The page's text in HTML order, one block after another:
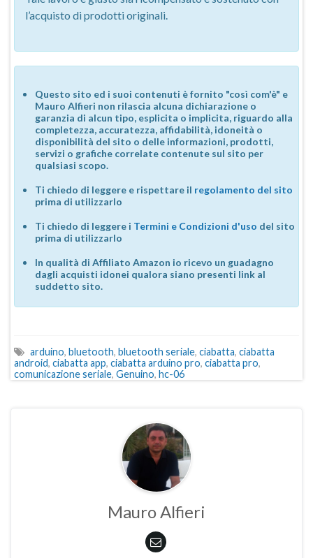
l’acquisto di prodotti originali.
Questo sito ed i suoi contenuti è fornito "così com'è" e
Mauro Alfieri non rilascia alcuna dichiarazione o
garanzia di alcun tipo, esplicita o implicita, riguardo alla
completezza, accuratezza, affidabilità, idoneità o
disponibilità del sito o delle informazioni, prodotti,
servizi o grafiche correlate contenute sul sito per
qualsiasi scopo.
Ti chiedo di leggere e rispettare il regolamento del sito
prima di utilizzarlo
Ti chiedo di leggere i Termini e Condizioni d'uso del sito
prima di utilizzarlo
In qualità di Affiliato Amazon io ricevo un guadagno
dagli acquisti idonei qualora siano presenti link al
suddetto sito.
arduino, bluetooth, bluetooth seriale, ciabatta, ciabatta
android, ciabatta app, ciabatta arduino pro, ciabatta pro,
comunicazione seriale, Genuino, hc-06
Mauro Alfieri